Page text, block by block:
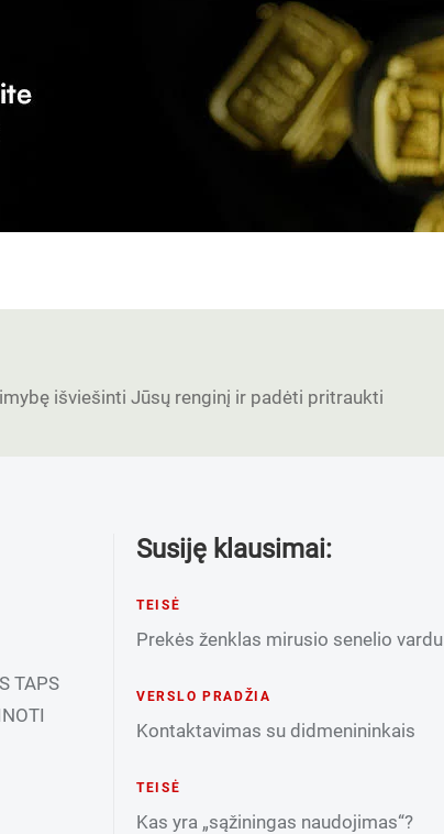
išviešinti Jūsų renginį ir padėti pritraukti
TAPS
Susiję klausimai:
TEISĖ
Prekės ženklas mirusio senelio vardu
VERSLO PRADŽIA
Kontaktavimas su didmenininkais
TEISĖ
Kas yra „sąžiningas naudojimas“?